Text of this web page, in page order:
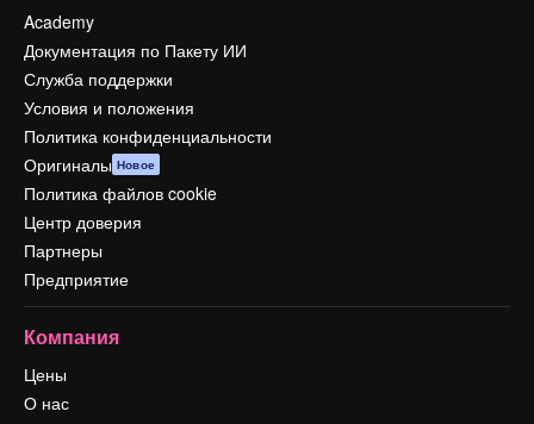
Academy
Документация по Пакету ИИ
Служба поддержки
Условия и положения
Политика конфиденциальности
Оригиналы Новое
Политика файлов cookie
Центр доверия
Партнеры
Предприятие
Компания
Цены
О нас